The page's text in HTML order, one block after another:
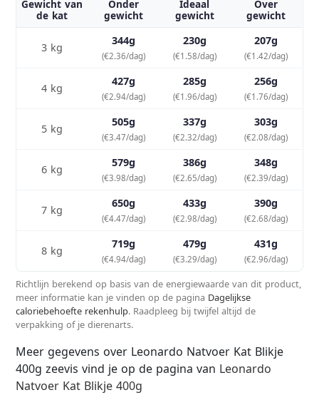
Gewicht van
de kat
Onder
gewicht
Ideaal
gewicht
Over
gewicht
3 kg
344g
(€2.36/dag)
230g
(€1.58/dag)
207g
(€1.42/dag)
4 kg
427g
(€2.94/dag)
285g
(€1.96/dag)
256g
(€1.76/dag)
5 kg
505g
(€3.47/dag)
337g
(€2.32/dag)
303g
(€2.08/dag)
6 kg
579g
(€3.98/dag)
386g
(€2.65/dag)
348g
(€2.39/dag)
7 kg
650g
(€4.47/dag)
433g
(€2.98/dag)
390g
(€2.68/dag)
8 kg
719g
(€4.94/dag)
479g
(€3.29/dag)
431g
(€2.96/dag)
Richtlijn berekend op basis van de energiewaarde van dit product,
meer informatie kan je vinden op de pagina Dagelijkse
caloriebehoefte rekenhulp. Raadpleeg bij twijfel altijd de
verpakking of je dierenarts.
Meer gegevens over Leonardo Natvoer Kat Blikje
400g zeevis vind je op de pagina van Leonardo
Natvoer Kat Blikje 400g